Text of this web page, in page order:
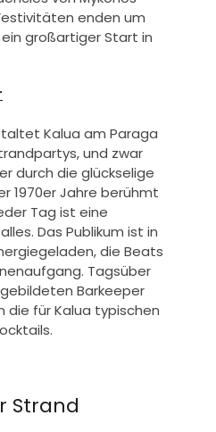
enden um
großartiger Start in
Kalua am Paraga
und zwar
durch die glückselige
1970er Jahre berühmt
Tag ist eine
Das Publikum ist in
die Beats
Tagsüber
Barkeeper
die für Kalua typischen
Strand